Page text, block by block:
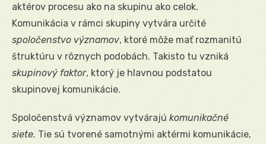
aktérov procesu ako na skupinu ako celok.
Komunikácia v rámci skupiny vytvára určité
spoločenstvo významov, ktoré môže mať rozmanitú
štruktúru v rôznych podobách. Takisto tu vzniká
skupinový faktor, ktorý je hlavnou podstatou
skupinovej komunikácie.
Spoločenstvá významov vytvárajú komunikačné
siete. Tie sú tvorené samotnými aktérmi komunikácie,